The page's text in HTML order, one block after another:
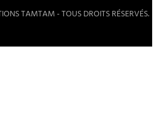
TAMTAM - TOUS DROITS RÉSERVÉS.